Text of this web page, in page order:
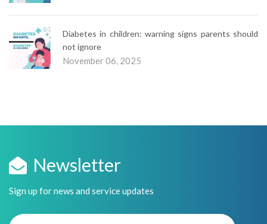
Diabetes in children: warning signs parents should
not ignore
November 06, 2025
Newsletter
Sign up for news and service updates